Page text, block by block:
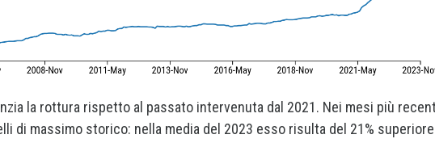
la rottura rispetto al passato intervenuta dal 2021. Nei mesi più
di massimo storico: nella media del 2023 esso risulta del 21%